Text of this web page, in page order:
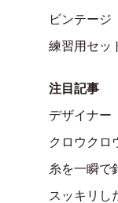
ビンテージ
練習用セッ
注目記事
デザイナ
クロウクロ
糸を一瞬で
スッキリし